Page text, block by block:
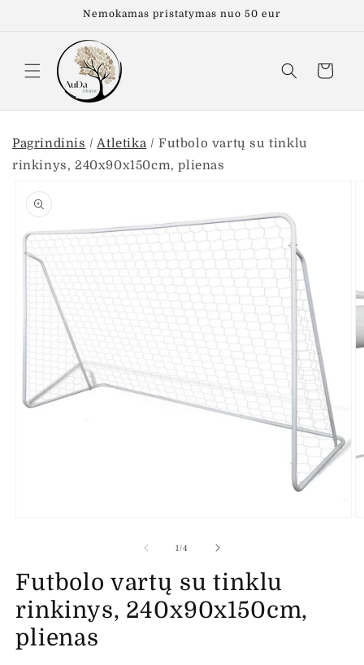
Nemokamas pristatymas nuo 50 eur
Krepšelis
Pagrindinis /Atletika /Futbolo vartų su tinklu
rinkinys, 240x90x150cm, plienas
informacijos
apie gaminį
lange
1/iš
4
Futbolo vartų su tinklu
rinkinys, 240x90x150cm,
plienas